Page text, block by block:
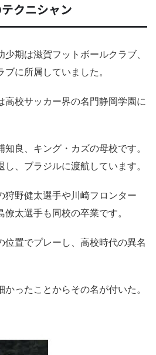
クニシャン
期は滋賀フットボールクラブ、
に所属していました。
高校サッカー界の名門静岡学園に
良、キング・カズの母校です。
、ブラジルに渡航しています。
狩野健太選手や川崎フロンター
太選手も同校の卒業です。
位置でプレーし、高校時代の異名
ったことからその名が付いた。